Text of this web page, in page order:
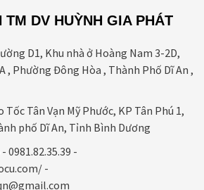
TM DV HUỲNH GIA PHÁT
D1, Khu nhà ở Hoàng Nam 3-2D,
, Phường Đông Hòa , Thành Phố Dĩ An ,
Tốc Tân Vạn Mỹ Phước, KP Tân Phú 1,
phố Dĩ An, Tỉnh Bình Dương
0981.82.35.39 -
-